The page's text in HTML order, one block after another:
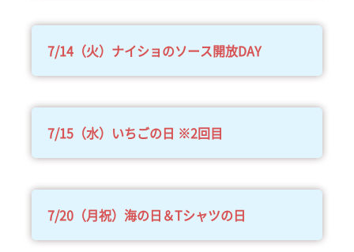
7/14（火）ナイショのソース開放DAY
7/15（水）いちごの日 ※2回目
7/20（月祝）海の日＆Tシャツの日